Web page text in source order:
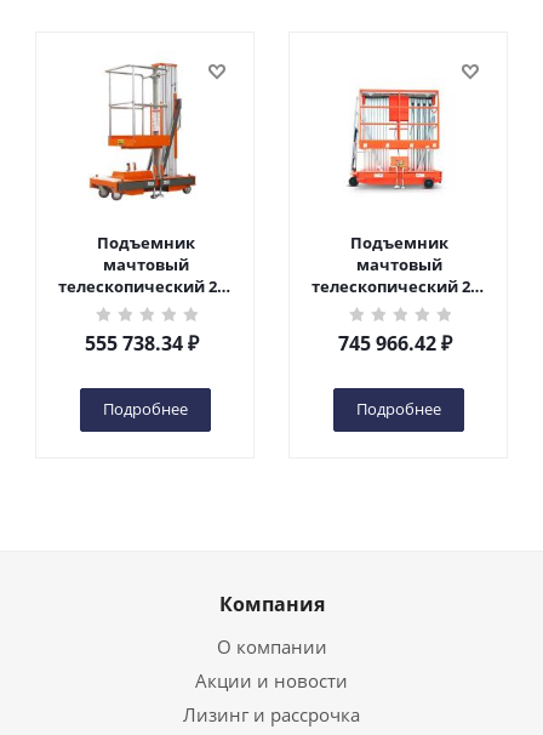
Подъемник
мачтовый
телескопический 200
кг 6 м TOR GTWY6-200S
DC 2-мачтовый
(автономный) (G) в
555 738.34₽
Подробнее
Подъемник
мачтовый
телескопический 200
кг 10 м TOR GTWY10-
200S DC 2-мачтовый
(автономный) (N) в
745 966.42₽
Подробнее
Компания
О компании
Акции и новости
Лизинг и рассрочка